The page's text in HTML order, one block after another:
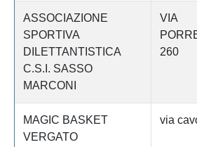
ASSOCIAZIONE
SPORTIVA
DILETTANTISTICA
C.S.I. SASSO
MARCONI
VIA
260
MAGIC BASKET
VERGATO
via